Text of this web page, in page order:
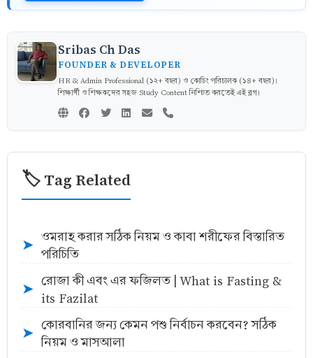
Sribas Ch Das
FOUNDER & DEVELOPER
HR & Admin Professional (১২+ বছর) ও কোচিং পরিচালক (১৪+ বছর)।
শিক্ষার্থী ও শিক্ষকদের সহজ Study Content নিশ্চিত করতেই এই ব্লগ।
🏷️ Tag Related
➤
ওমরাহ করার সঠিক নিয়ম ও কাবা শরীফের বিস্তারিত
পরিচিতি
➤
রোজা কী এবং এর ফজিলত | What is Fasting &
its Fazilat
➤
কোরবানির জন্য কেমন পশু নির্বাচন করবেন? সঠিক
নিয়ম ও মাসআলা